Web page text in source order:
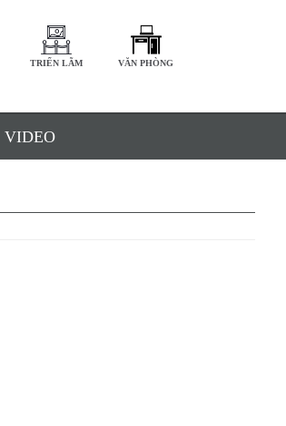
TRIỂN LÃM VĂN PHÒNG
VIDEO